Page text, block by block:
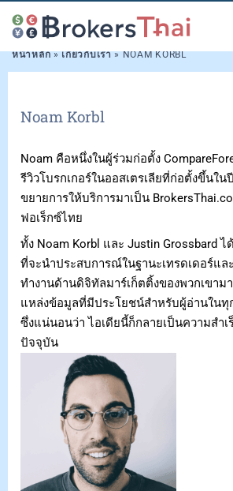
หน้าหลัก»เกี่ยวกับเรา»NOAM KORBL
Noam Korbl
Noam คือหนึ่งในผู้ร่วมก่อตั้ง
รีวิวโบรกเกอร์ในออสเตรเลียที่ก่อตั้งขึ้นใ
ขยายการให้บริการมาเป็น
ฟอเร็กซ์ไทย
ทั้ง Noam Korbl และ Justin Grossbard
ที่จะนำประสบการณ์ในฐานะเทรดเดอร์แล
ทำงานด้านดิจิทัลมาร์เก็ตติ้งของพวกเขาม
แหล่งข้อมูลที่มีประโยชน์สำหรับผู้อ่านใน
ซึ่งแน่นอนว่า ไอเดียนี้ก็กลายเป็นความสำ
ปัจจุบัน